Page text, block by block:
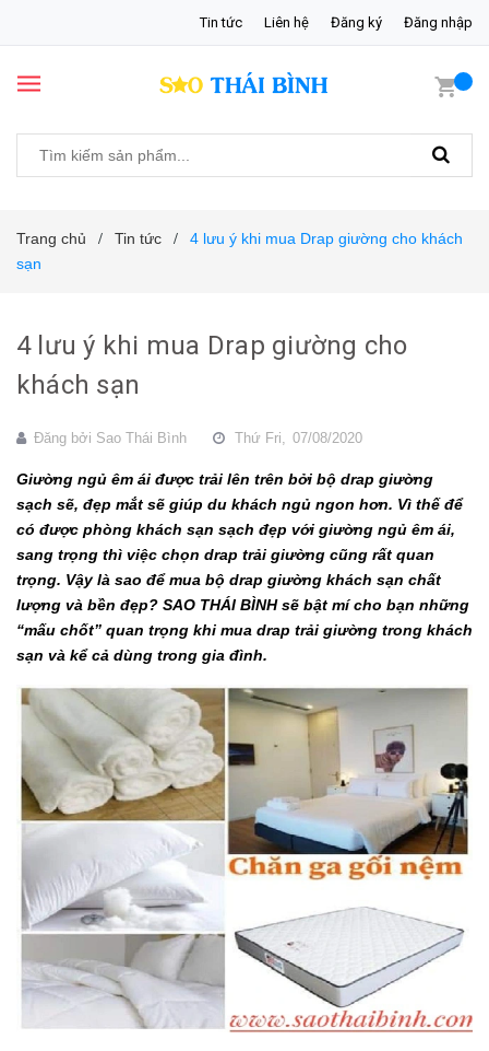
Tin tức Liên hệ Đăng ký Đăng nhập
Trang chủ / Tin tức /
4 lưu ý khi mua Drap giường cho khách
sạn
4 lưu ý khi mua Drap giường cho
khách sạn
Đăng bởi Sao Thái Bình Thứ Fri, 07/08/2020
Giường ngủ êm ái được trải lên trên bởi bộ drap giường
sạch sẽ, đẹp mắt sẽ giúp du khách ngủ ngon hơn. Vì thế để
có được phòng khách sạn sạch đẹp với giường ngủ êm ái,
sang trọng thì việc chọn drap trải giường cũng rất quan
trọng. Vậy là sao để mua bộ drap giường khách sạn chất
lượng và bền đẹp? SAO THÁI BÌNH sẽ bật mí cho bạn những
“mấu chốt” quan trọng khi mua drap trải giường trong khách
sạn và kể cả dùng trong gia đình.